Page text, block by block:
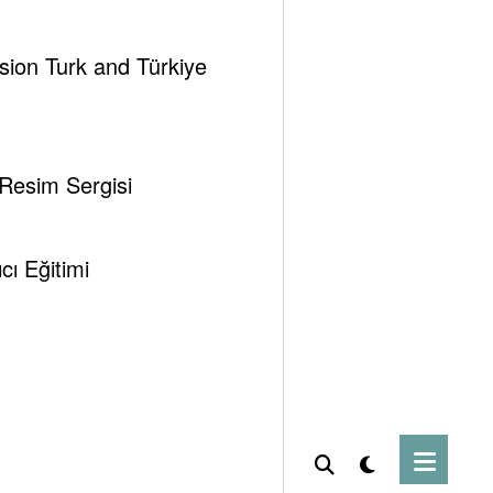
Turk and Türkiye
Sergisi
Eğitimi
25 yıllığına alınması karşılığında
boşuna desteklenmemiştir.
de enerji ile bu derece içli dışlı olması ve enerji